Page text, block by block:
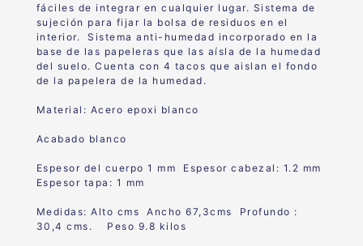
fáciles de integrar en cualquier lugar. Sistema de
sujeción para fijar la bolsa de residuos en el
interior. Sistema anti-humedad incorporado en la
base de las papeleras que las aísla de la humedad
del suelo. Cuenta con 4 tacos que aislan el fondo
de la papelera de la humedad.
Material: Acero epoxi blanco
Acabado blanco
Espesor del cuerpo 1 mm Espesor cabezal: 1.2 mm
Espesor tapa: 1 mm
Medidas: Alto cms Ancho 67,3cms Profundo :
30,4 cms. Peso 9.8 kilos